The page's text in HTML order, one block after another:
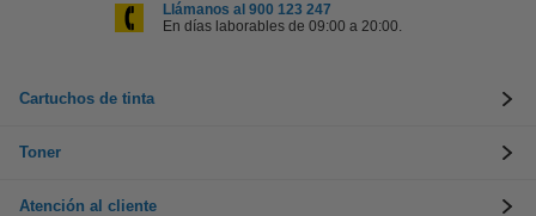
Llámanos al 900 123 247
En días laborables de 09:00 a 20:00.
Cartuchos de tinta
Toner
Atención al cliente